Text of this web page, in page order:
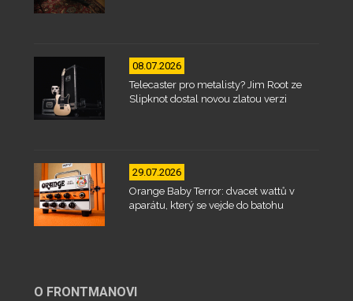
08.07.2026
Telecaster pro metalisty? Jim Root ze
Slipknot dostal novou zlatou verzi
29.07.2026
Orange Baby Terror: dvacet wattů v
aparátu, který se vejde do batohu
O FRONTMANOVI